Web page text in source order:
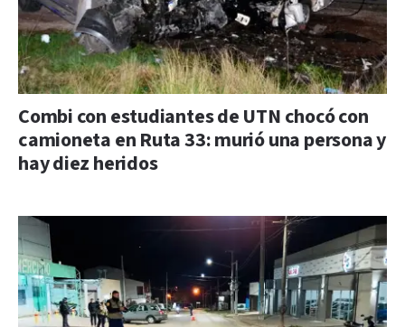
Combi con estudiantes de UTN chocó con
camioneta en Ruta 33: murió una persona y
hay diez heridos